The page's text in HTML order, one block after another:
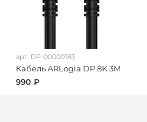
арт. DP-00000183
Кабель ARLogia DP 8K 3M
990 ₽